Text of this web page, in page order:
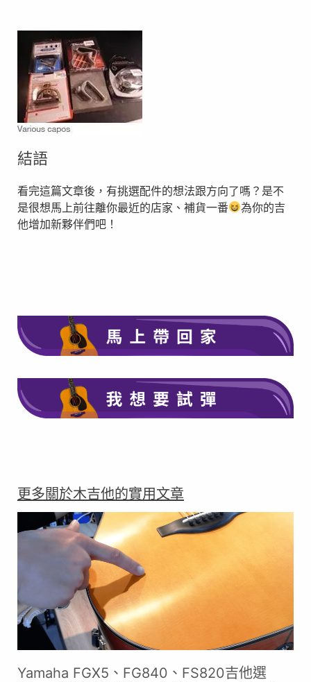
結語
看完這篇文章後，有挑選配件的想法跟方向了嗎？是不
是很想馬上前往離你最近的店家、補貨一番
為你的吉
他增加新夥伴們吧！
在此點擊
在此點擊
更多關於木吉他的實用文章
Yamaha FGX5、FG840、FS820吉他選